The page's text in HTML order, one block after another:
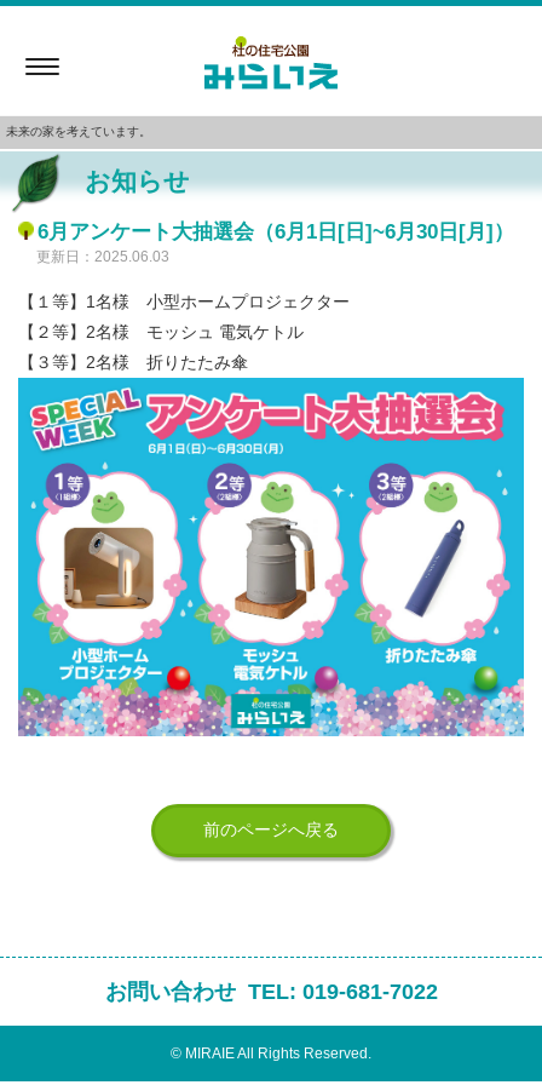
Toggle
未来の家を考えています。
お知らせ
6月アンケート大抽選会（6月1日[日]~6月30日[月]）
更新日：2025.06.03
【１等】1名様 小型ホームプロジェクター
【２等】2名様 モッシュ 電気ケトル
【３等】2名様 折りたたみ傘
前のページへ戻る
お問い合わせ TEL: 019-681-7022
© MIRAIE All Rights Reserved.